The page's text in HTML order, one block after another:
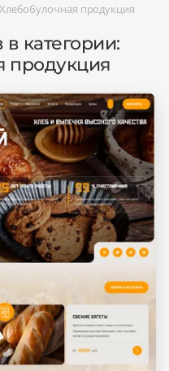
Хлебобулочная продукция
категории:
продукция